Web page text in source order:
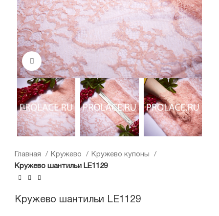
Нажмите, чтобы увеличить
Главная Кружево
Кружево купоны
Кружево шантильи LE1129
Кружево шантильи LE1129